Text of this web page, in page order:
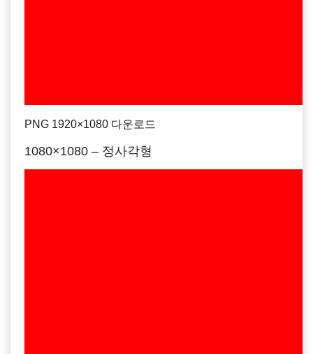
PNG 1920×1080 다운로드
1080×1080 – 정사각형